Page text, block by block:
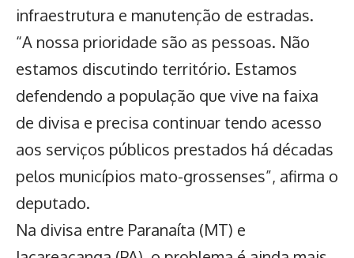
infraestrutura e manutenção de estradas.
“A nossa prioridade são as pessoas. Não
estamos discutindo território. Estamos
defendendo a população que vive na faixa
de divisa e precisa continuar tendo acesso
aos serviços públicos prestados há décadas
pelos municípios mato-grossenses”, afirma o
deputado.
Na divisa entre Paranaíta (MT) e